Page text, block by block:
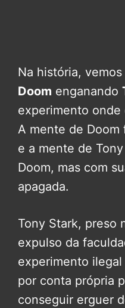
Na história,
Doom enganando
experimento onde
A mente de
e a mente de
Doom, mas com
apagada.
Tony Stark, preso
expulso da
experimento
por conta própria
conseguir erguer